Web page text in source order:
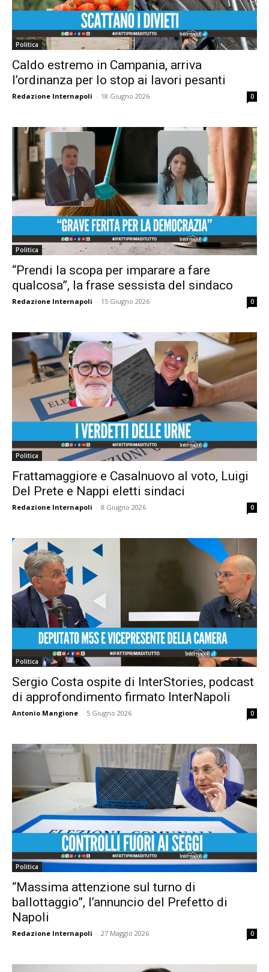
Politica
Caldo estremo in Campania, arriva
l’ordinanza per lo stop ai lavori pesanti
Redazione Internapoli - 18 Giugno 2026 0
Politica
“Prendi la scopa per imparare a fare
qualcosa”, la frase sessista del sindaco
Redazione Internapoli - 15 Giugno 2026 0
Politica
Frattamaggiore e Casalnuovo al voto, Luigi
Del Prete e Nappi eletti sindaci
Redazione Internapoli - 8 Giugno 2026 0
Politica
Sergio Costa ospite di InterStories, podcast
di approfondimento firmato InterNapoli
Antonio Mangione - 5 Giugno 2026 0
Politica
“Massima attenzione sul turno di
ballottaggio”, l’annuncio del Prefetto di
Napoli
Redazione Internapoli - 27 Maggio 2026 0